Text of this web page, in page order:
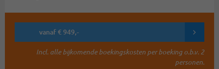
vanaf € 949,-
Incl. alle bijkomende boekingskosten per boeking o.b.v. 2
personen.